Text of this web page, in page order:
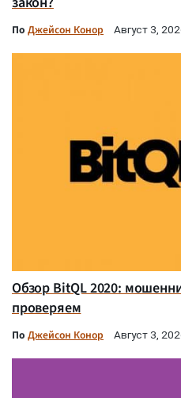
По Джейсон Конор Август 3,
Обзор BitQL 2020:
проверяем
По Джейсон Конор Август 3,